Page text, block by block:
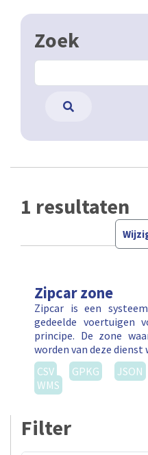
Zoek
1 resultaten
Zipcar zone
Zipcar is een
gedeelde voertuigen
principe. De zone
worden van deze dienst
CSV
GPKG JSON
WMS
Filter